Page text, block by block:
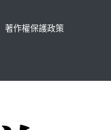
著作權保護政策